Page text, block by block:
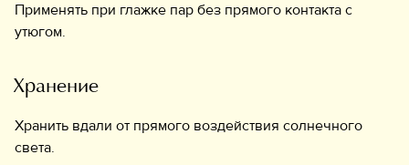
Применять при глажке пар без прямого контакта с
утюгом.
Хранение
Хранить вдали от прямого воздействия солнечного
света.